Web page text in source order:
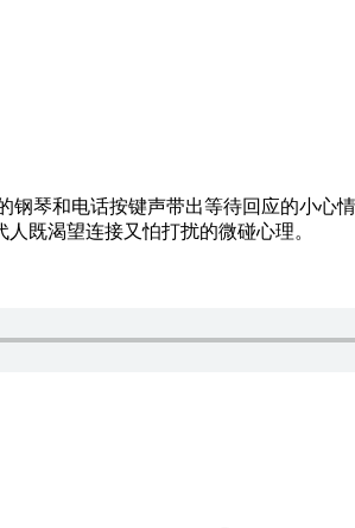
钢琴和电话按键声带出等待回应的小心
既渴望连接又怕打扰的微碰心理。